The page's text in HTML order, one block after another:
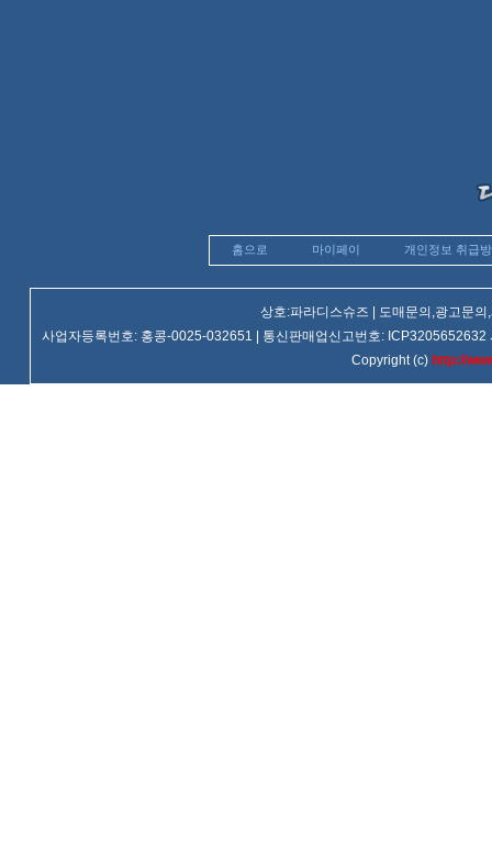
홈으로 마이페이 개인정보 취급
상호:파라디스슈즈 | 도매문의,광고문
사업자등록번호: 홍콩-0025-032651 | 통신판매업신고번호:
Copyright (c) http://